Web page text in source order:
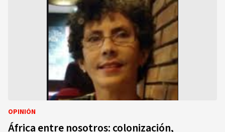
OPINIÓN
África entre nosotros: colonización,